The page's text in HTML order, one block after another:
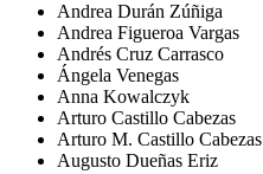
Andrea Durán Zúñiga
Andrea Figueroa Vargas
Andrés Cruz Carrasco
Ángela Venegas
Anna Kowalczyk
Arturo Castillo Cabezas
Arturo M. Castillo Cabezas
Augusto Dueñas Eriz